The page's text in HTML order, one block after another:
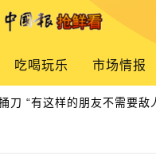
吃喝玩乐 市场情报
“有这样的朋友不需要敌人“